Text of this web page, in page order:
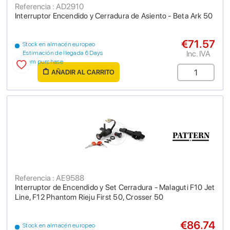
Interruptor Encendido y Cerradura de Asiento - Beta Ark 50
Referencia : AD2910
Stock en almacén europeo
Estimación de llegada 6 Days
from purchase
€71.57
Inc. IVA
AÑADIR AL CARRITO
Interruptor de Encendido y Set Cerradura - Malaguti F10 Jet
Line, F12 Phantom Rieju First 50, Crosser 50
Referencia : AE9588
Stock en almacén europeo €86.74